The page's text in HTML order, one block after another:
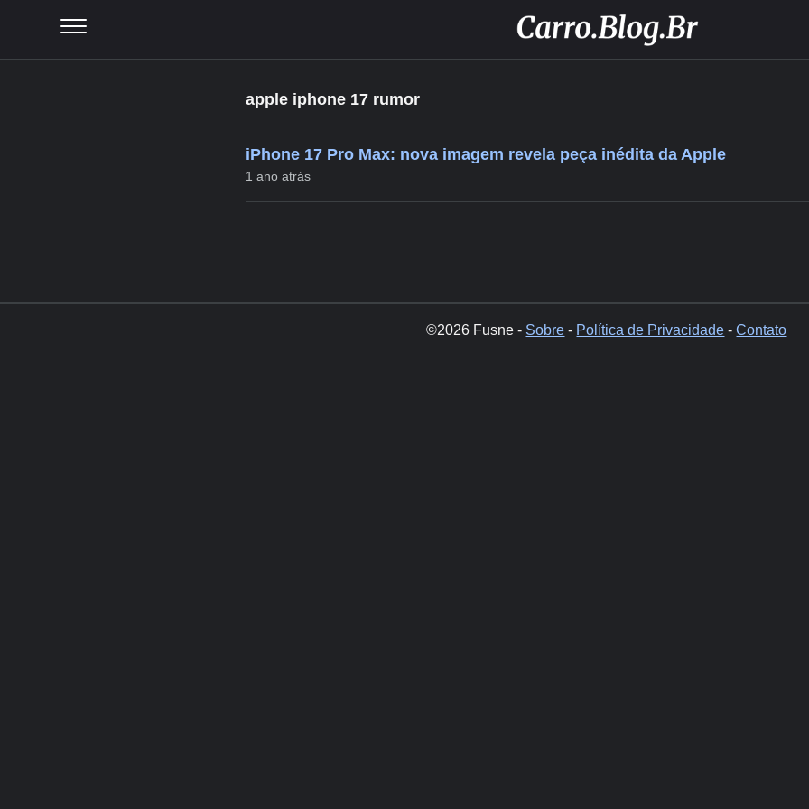
apple iphone 17 rumor
iPhone 17 Pro Max: nova imagem revela peça inédita da Apple
1 ano atrás
©2026 Fusne - Sobre - Política de Privacidade -Contato